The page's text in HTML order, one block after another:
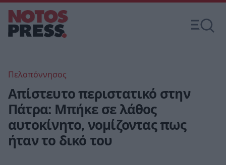
Πελοπόννησος
Απίστευτο περιστατικό στην
Πάτρα: Μπήκε σε λάθος
αυτοκίνητο, νομίζοντας πως
ήταν το δικό του